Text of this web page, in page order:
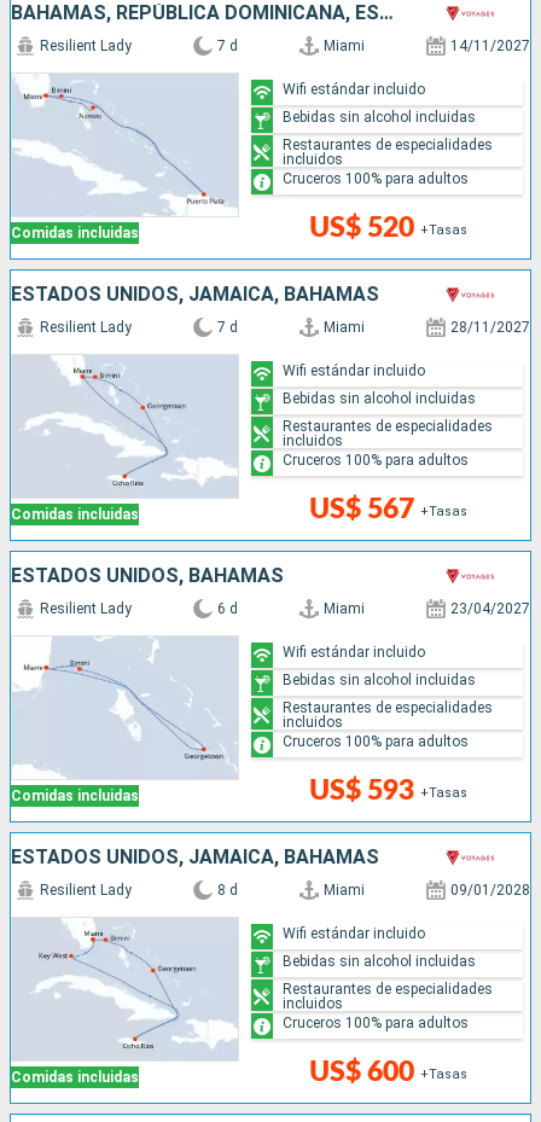
BAHAMAS, REPÚBLICA DOMINICANA, ESTADOS UNIDOS
Comidas incluidas
Resilient Lady 7 d Miami 14/11/2027
US$ 520 +Tasas
Wifi estándar incluido
Bebidas sin alcohol incluidas
Restaurantes de especialidades
incluidos
Cruceros 100% para adultos
ESTADOS UNIDOS, JAMAICA, BAHAMAS
Comidas incluidas
Resilient Lady 7 d Miami 28/11/2027
US$ 567 +Tasas
Wifi estándar incluido
Bebidas sin alcohol incluidas
Restaurantes de especialidades
incluidos
Cruceros 100% para adultos
ESTADOS UNIDOS, BAHAMAS
Comidas incluidas
Resilient Lady 6 d Miami 23/04/2027
US$ 593 +Tasas
Wifi estándar incluido
Bebidas sin alcohol incluidas
Restaurantes de especialidades
incluidos
Cruceros 100% para adultos
ESTADOS UNIDOS, JAMAICA, BAHAMAS
Comidas incluidas
Resilient Lady 8 d Miami 09/01/2028
US$ 600 +Tasas
Wifi estándar incluido
Bebidas sin alcohol incluidas
Restaurantes de especialidades
incluidos
Cruceros 100% para adultos